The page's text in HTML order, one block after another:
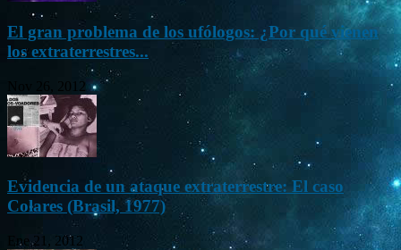
El gran problema de los ufólogos: ¿Por qué vienen
los extraterrestres...
Nov 26, 2012
Evidencia de un ataque extraterrestre: El caso
Colares (Brasil, 1977)
Ene 21, 2012